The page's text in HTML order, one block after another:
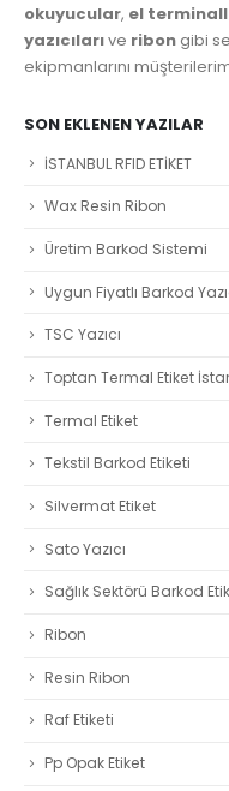
okuyucular, el
yazıcılarıve ribon gibi
ekipmanlarını
SON EKLENEN YAZILAR
İSTANBUL RFID ETİKET
Wax Resin Ribon
Üretim Barkod Sistemi
Uygun Fiyatlı Barkod
TSC Yazıcı
Toptan Termal Etiket
Termal Etiket
Tekstil Barkod Etiketi
Silvermat Etiket
Sato Yazıcı
Sağlık Sektörü Barkod
Ribon
Resin Ribon
Raf Etiketi
Pp Opak Etiket